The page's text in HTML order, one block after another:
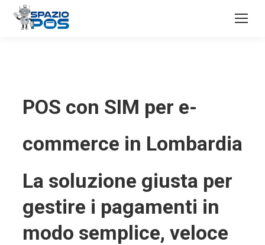
POS con SIM per e-
commerce in Lombardia
La soluzione giusta per
gestire i pagamenti in
modo semplice, veloce